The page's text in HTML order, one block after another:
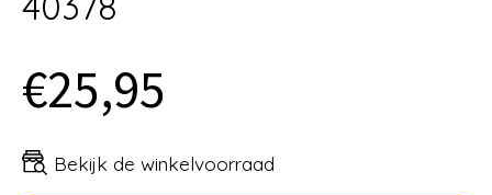
€25,95
Bekijk de winkelvoorraad